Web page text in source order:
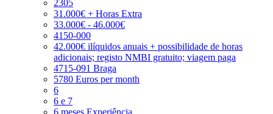
2305
31.000€ + Horas Extra
33.000€ - 46.000€
4150-000
42.000€ ilíquidos anuais + possibilidade de horas
adicionais; registo NMBI gratuito; viagem paga
4715-091 Braga
5780 Euros per month
6
6 e 7
6 meses Experiência